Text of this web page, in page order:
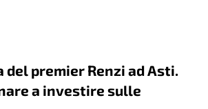
premier Renzi ad Asti.
a investire sulle